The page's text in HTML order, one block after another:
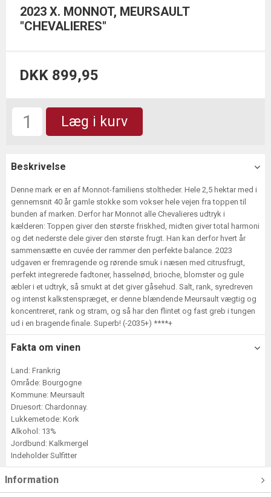
2023 X. MONNOT, MEURSAULT
"CHEVALIERES"
DKK 899,95
Læg i kurv
Beskrivelse
Denne mark er en af Monnot-familiens stoltheder. Hele 2,5 hektar med i
gennemsnit 40 år gamle stokke som vokser hele vejen fra toppen til
bunden af marken. Derfor har Monnot alle Chevalieres udtryk i
kælderen: Toppen giver den største friskhed, midten giver total harmoni
og det nederste dele giver den største frugt. Han kan derfor hvert år
sammensætte en cuvée der rammer den perfekte balance. 2023
udgaven er fremragende og rørende smuk i næsen med citrusfrugt,
perfekt integrerede fadtoner, hasselnød, brioche, blomster og gule
æbler i et udtryk, så smukt at det giver gåsehud. Salt, rank, syredreven
og intenst kalkstenspræget, er denne blændende Meursault vægtig og
koncentreret, rank og stram, og så har den flintet og fast greb i tungen
ud i en bragende finale. Superb! (-2035+) ****+
Fakta om vinen
Land: Frankrig
Område: Bourgogne
Kommune: Meursault
Druesort: Chardonnay.
Lukkemetode: Kork
Alkohol: 13%
Jordbund: Kalkmergel
Indeholder Sulfitter
Information